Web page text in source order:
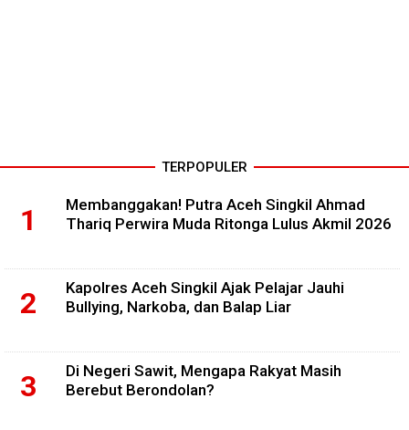
TERPOPULER
Membanggakan! Putra Aceh Singkil Ahmad
Thariq Perwira Muda Ritonga Lulus Akmil 2026
Kapolres Aceh Singkil Ajak Pelajar Jauhi
Bullying, Narkoba, dan Balap Liar
Di Negeri Sawit, Mengapa Rakyat Masih
Berebut Berondolan?